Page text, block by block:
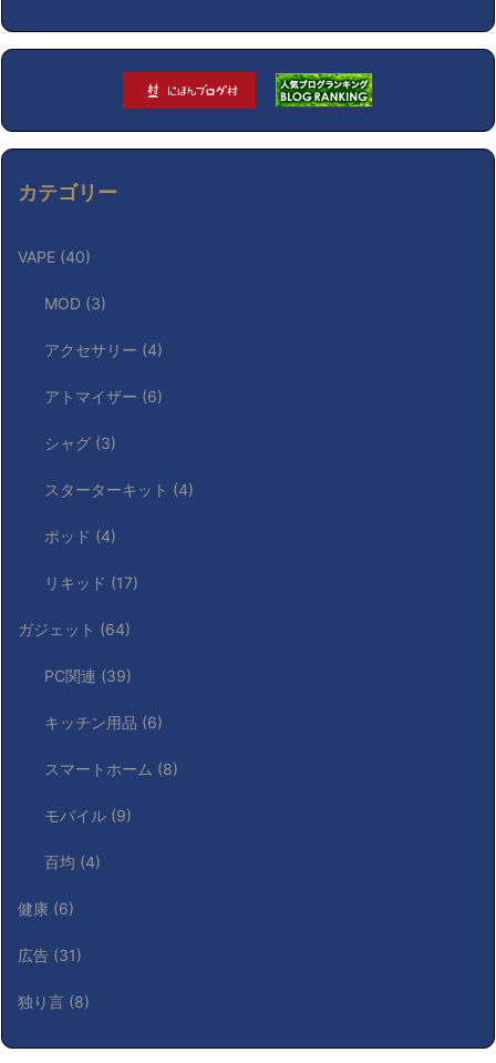
カテゴリー
VAPE (40)
MOD (3)
アクセサリー (4)
アトマイザー (6)
シャグ (3)
スターターキット (4)
ポッド (4)
リキッド (17)
ガジェット (64)
PC関連 (39)
キッチン用品 (6)
スマートホーム (8)
モバイル (9)
百均 (4)
健康 (6)
広告 (31)
独り言 (8)